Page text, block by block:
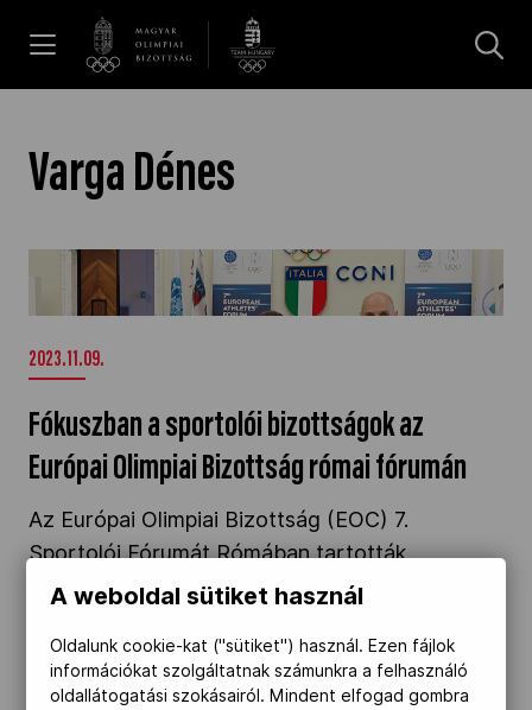
Dakar 2026
MOB
NOB
Varga Dénes
Fókuszban a sportolói bizottságok az Európai
Olimpiai Bizottság római fórumán" />
2023.11.09.
Fókuszban a sportolói bizottságok az
Európai Olimpiai Bizottság római fórumán
Az Európai Olimpiai Bizottság (EOC) 7.
Sportolói Fórumát Rómában tartották
november 7-8-án, magyar résztvevőkkel.
Varga Dénest javasolja a MOB elnöksége az
Európai Olimpiai Bizottság Sportolói
A weboldal sütiket használ
Oldalunk cookie-kat ("sütiket") használ. Ezen fájlok
információkat szolgáltatnak számunkra a felhasználó
oldallátogatási szokásairól. Mindent elfogad gombra